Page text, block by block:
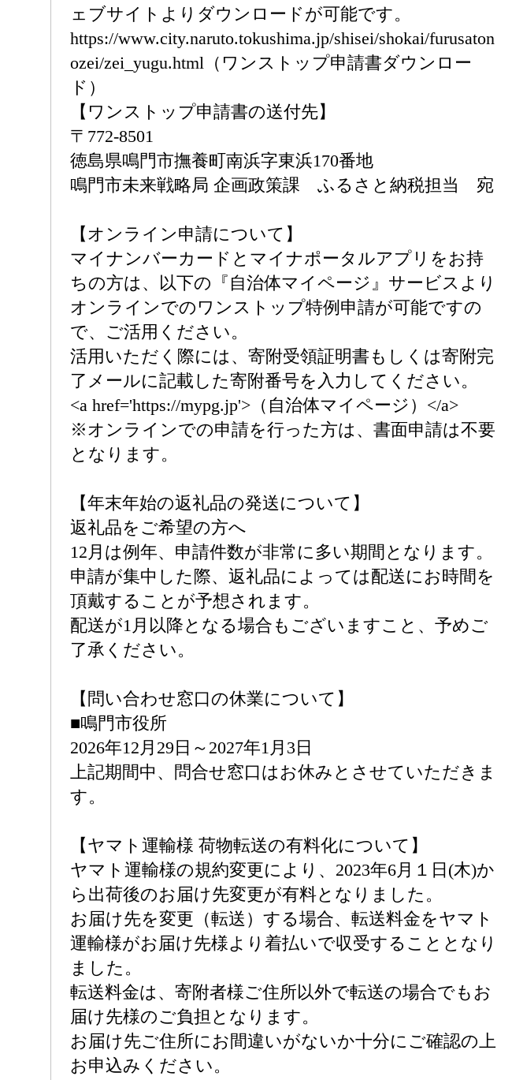
ェブサイトよりダウンロードが可能です。
https://www.city.naruto.tokushima.jp/shisei/shokai/furusaton
ozei/zei_yugu.html（ワンストップ申請書ダウンロー
ド）
【ワンストップ申請書の送付先】
〒772-8501
徳島県鳴門市撫養町南浜字東浜170番地
鳴門市未来戦略局 企画政策課 ふるさと納税担当 宛
【オンライン申請について】
マイナンバーカードとマイナポータルアプリをお持
ちの方は、以下の『自治体マイページ』サービスより
オンラインでのワンストップ特例申請が可能ですの
で、ご活用ください。
活用いただく際には、寄附受領証明書もしくは寄附完
了メールに記載した寄附番号を入力してください。
<a href='https://mypg.jp'>（自治体マイページ）</a>
※オンラインでの申請を行った方は、書面申請は不要
となります。
【年末年始の返礼品の発送について】
返礼品をご希望の方へ
12月は例年、申請件数が非常に多い期間となります。
申請が集中した際、返礼品によっては配送にお時間を
頂戴することが予想されます。
配送が1月以降となる場合もございますこと、予めご
了承ください。
【問い合わせ窓口の休業について】
■鳴門市役所
2026年12月29日～2027年1月3日
上記期間中、問合せ窓口はお休みとさせていただきま
す。
【ヤマト運輸様 荷物転送の有料化について】
ヤマト運輸様の規約変更により、2023年6月１日(木)か
ら出荷後のお届け先変更が有料となりました。
お届け先を変更（転送）する場合、転送料金をヤマト
運輸様がお届け先様より着払いで収受することとなり
ました。
転送料金は、寄附者様ご住所以外で転送の場合でもお
届け先様のご負担となります。
お届け先ご住所にお間違いがないか十分にご確認の上
お申込みください。